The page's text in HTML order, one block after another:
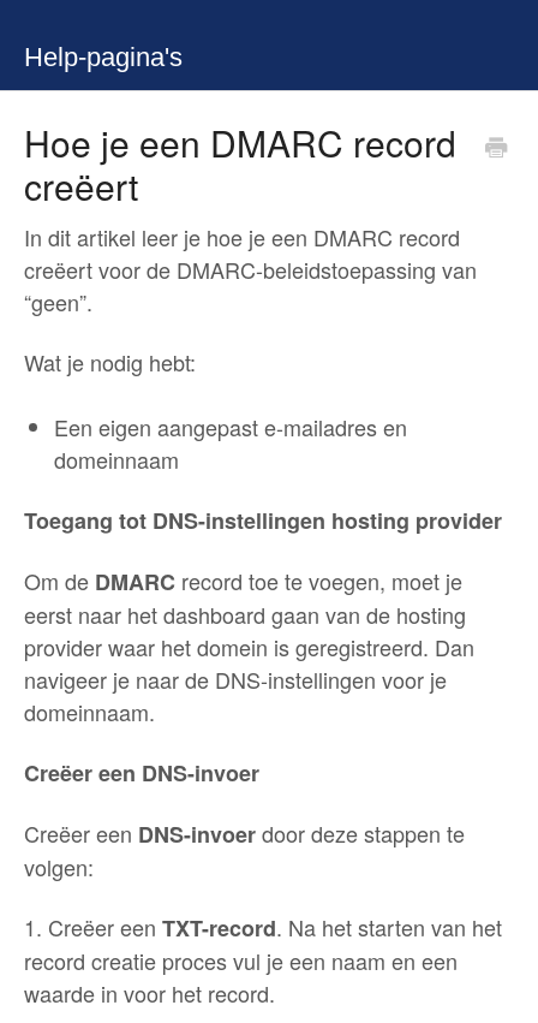
Help-pagina's
Hoe je een DMARC record
creëert
In dit artikel leer je hoe je een DMARC record
creëert voor de DMARC-beleidstoepassing van
“geen”.
Wat je nodig hebt:
Een eigen aangepast e-mailadres en
domeinnaam
Toegang tot DNS-instellingen hosting provider
Om de DMARC record toe te voegen, moet je
eerst naar het dashboard gaan van de hosting
provider waar het domein is geregistreerd. Dan
navigeer je naar de DNS-instellingen voor je
domeinnaam.
Creëer een DNS-invoer
Creëer een DNS-invoerdoor deze stappen te
volgen:
1. Creëer een TXT-record. Na het starten van het
record creatie proces vul je een naam en een
waarde in voor het record.